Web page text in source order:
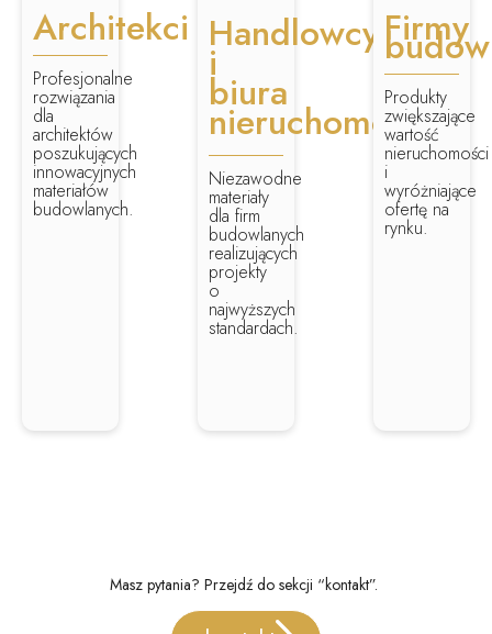
Architekci
Profesjonalne
rozwiązania
dla
architektów
poszukujących
innowacyjnych
materiałów
budowlanych.
Handlowcy
i
biura
nieruchomości
Niezawodne
materiały
dla firm
budowlanych
realizujących
projekty
o
najwyższych
standardach.
Firmy
Produkty
zwiększające
wartość
nieruchomości
i
wyróżniające
ofertę na
rynku.
Masz pytania? Przejdź do sekcji “kontakt”.